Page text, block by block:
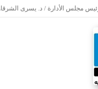
مجلس الأدارة / د. يسرى